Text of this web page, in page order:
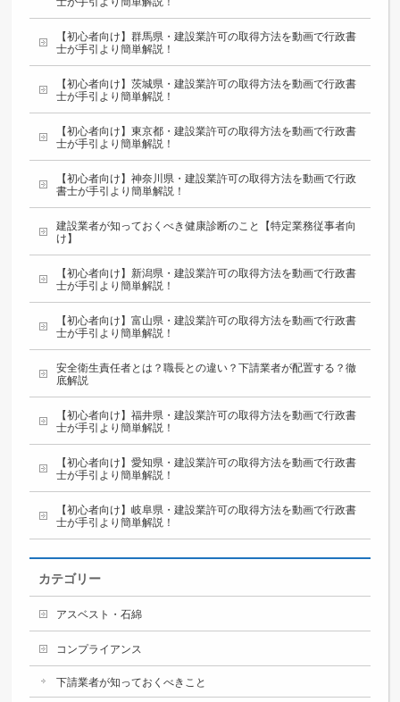
【初心者向け】群馬県・建設業許可の取得方法を動画で行政書
士が手引より簡単解説！
【初心者向け】茨城県・建設業許可の取得方法を動画で行政書
士が手引より簡単解説！
【初心者向け】東京都・建設業許可の取得方法を動画で行政書
士が手引より簡単解説！
【初心者向け】神奈川県・建設業許可の取得方法を動画で行政
書士が手引より簡単解説！
建設業者が知っておくべき健康診断のこと【特定業務従事者向
け】
【初心者向け】新潟県・建設業許可の取得方法を動画で行政書
士が手引より簡単解説！
【初心者向け】富山県・建設業許可の取得方法を動画で行政書
士が手引より簡単解説！
安全衛生責任者とは？職長との違い？下請業者が配置する？徹
底解説
【初心者向け】福井県・建設業許可の取得方法を動画で行政書
士が手引より簡単解説！
【初心者向け】愛知県・建設業許可の取得方法を動画で行政書
士が手引より簡単解説！
【初心者向け】岐阜県・建設業許可の取得方法を動画で行政書
士が手引より簡単解説！
カテゴリー
アスベスト・石綿
コンプライアンス
下請業者が知っておくべきこと